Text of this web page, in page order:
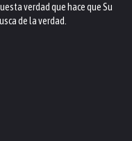
verdad que hace que Su
de la verdad.